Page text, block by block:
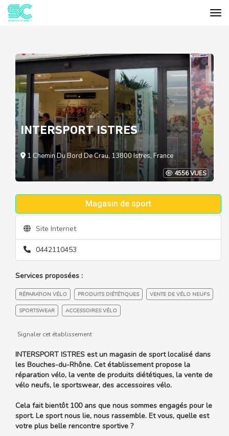
INTERSPORT ISTRES
1 Chemin Du Bord De Crau, 13800 Istres, France
4556 VUES
Magasin de sport
Site Internet
0442110453
Services proposées :
RÉPARATION VÉLO PRODUITS DIÉTÉTIQUES VENTE DE VÉLO NEUFS
SPORTSWEAR ACCESSOIRES VÉLO
Signaler cet établissement
INTERSPORT ISTRES est un magasin de sport localisé dans
les Bouches-du-Rhône. Cet établissement propose la
réparation vélo, la vente de produits diététiques, la vente de
vélo neufs, le sportswear, des accessoires vélo.
Cela fait bientôt 100 ans que nous sommes engagés pour le
sport. Le sport nous lie, nous rassemble. Et vous, quelle est
votre plus belle rencontre sportive ?